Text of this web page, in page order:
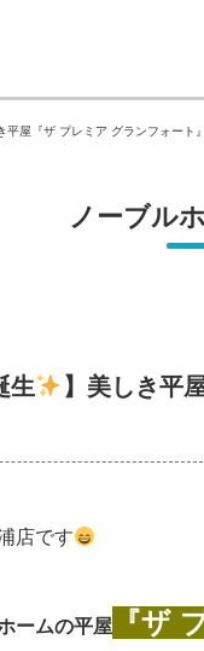
平屋『ザ プレミア グランフォート』
ノーブル
生 】美しき平
店です
ームの平屋 『ザ